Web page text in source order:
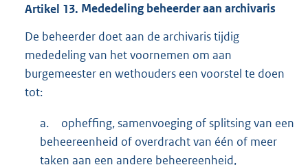
Artikel 13. Mededeling beheerder aan archivaris
De beheerder doet aan de archivaris tijdig
mededeling van het voornemen om aan
burgemeester en wethouders een voorstel te doen
tot:
a.
opheffing, samenvoeging of splitsing van een
beheereenheid of overdracht van één of meer
taken aan een andere beheereenheid,